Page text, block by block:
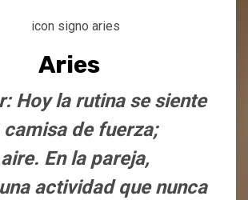
Aries
Hoy la rutina se siente
de fuerza;
En la pareja,
actividad que nunca